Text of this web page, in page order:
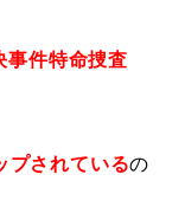
事件特命捜査
プされているの